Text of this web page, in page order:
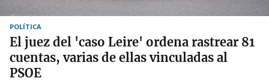
POLÍTICA
El juez del 'caso Leire' ordena rastrear 81
cuentas, varias de ellas vinculadas al
PSOE